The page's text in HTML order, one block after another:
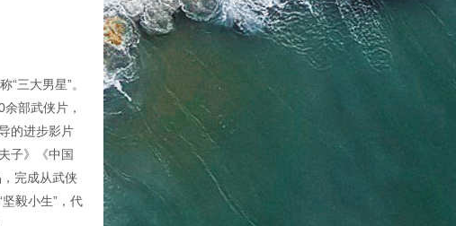
三大男星”。
部武侠片，
的进步影片
子》《中国
完成从武侠
毅小生”，代